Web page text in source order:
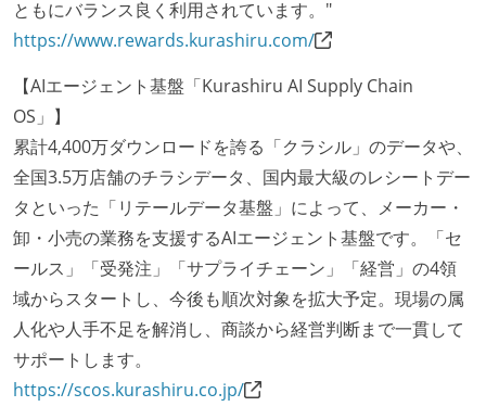
いる
KPI などチームの目標・実績値について、メンバーの
誰もがいつでも閲覧可能になっている
ドキュメントの整備やペアプロ、モブワークなど、ナ
レッジの共有を積極的に行っている（属人性を減らす
取り組みをしている）
大規模サービスの開発
テーブル数が多い (数百以上)
大規模テーブルあり（1テーブルあたり数千万レコー
ド以上）
マイクロサービス化している
労働環境の自由度
ともにバランス良く利用されています。"
https://www.rewards.kurashiru.com/
【AIエージェント基盤「Kurashiru AI Supply Chain
OS」】
累計4,400万ダウンロードを誇る「クラシル」のデータや、
全国3.5万店舗のチラシデータ、国内最大級のレシートデー
タといった「リテールデータ基盤」によって、メーカー・
卸・小売の業務を支援するAIエージェント基盤です。「セ
ールス」「受発注」「サプライチェーン」「経営」の4領
域からスタートし、今後も順次対象を拡大予定。現場の属
人化や人手不足を解消し、商談から経営判断まで一貫して
サポートします。
https://scos.kurashiru.co.jp/